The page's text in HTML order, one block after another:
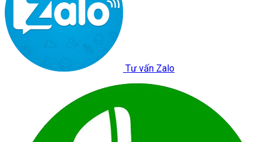
Tư vấn Zalo